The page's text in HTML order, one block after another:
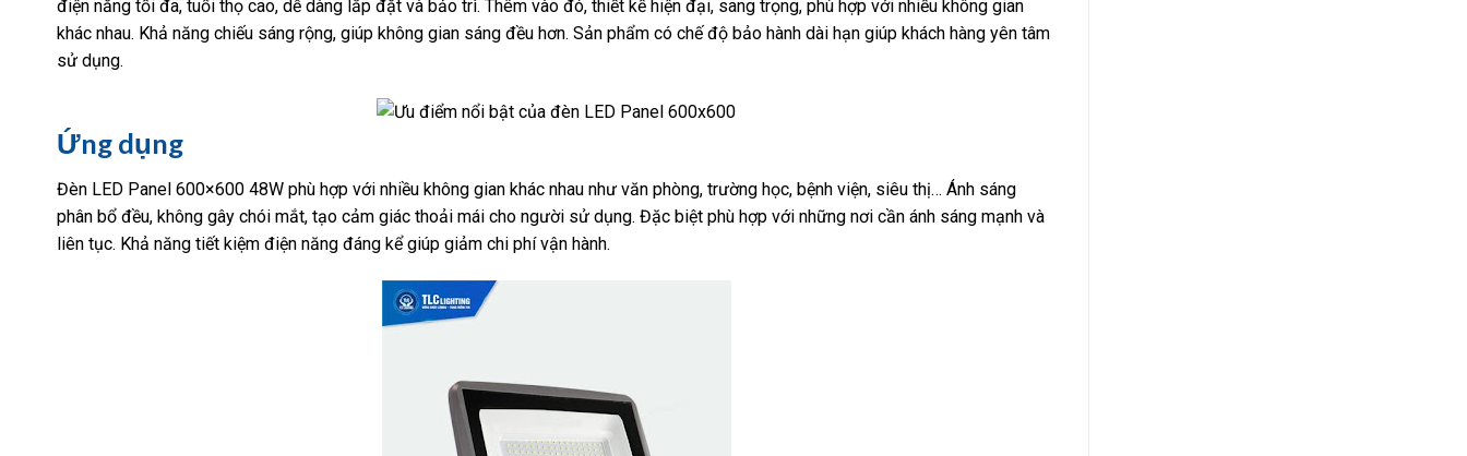
điện năng tối đa, tuổi thọ cao, dễ dàng lắp đặt và bảo trì. Thêm vào đó, thiết kế hiện đại, sang trọng, phù hợp với nhiều không gian
khác nhau. Khả năng chiếu sáng rộng, giúp không gian sáng đều hơn. Sản phẩm có chế độ bảo hành dài hạn giúp khách hàng yên tâm
sử dụng.
Ứng dụng
Đèn LED Panel 600×600 48W phù hợp với nhiều không gian khác nhau như văn phòng, trường học, bệnh viện, siêu thị… Ánh sáng
phân bổ đều, không gây chói mắt, tạo cảm giác thoải mái cho người sử dụng. Đặc biệt phù hợp với những nơi cần ánh sáng mạnh và
liên tục. Khả năng tiết kiệm điện năng đáng kể giúp giảm chi phí vận hành.